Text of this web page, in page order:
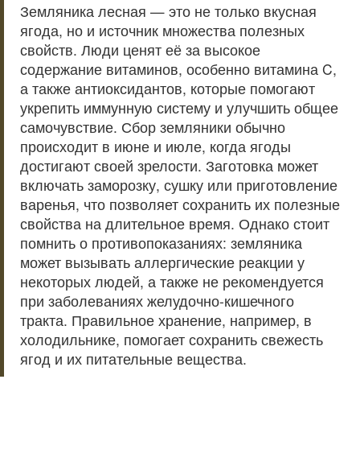
Земляника лесная — это не только вкусная
ягода, но и источник множества полезных
свойств. Люди ценят её за высокое
содержание витаминов, особенно витамина C,
а также антиоксидантов, которые помогают
укрепить иммунную систему и улучшить общее
самочувствие. Сбор земляники обычно
происходит в июне и июле, когда ягоды
достигают своей зрелости. Заготовка может
включать заморозку, сушку или приготовление
варенья, что позволяет сохранить их полезные
свойства на длительное время. Однако стоит
помнить о противопоказаниях: земляника
может вызывать аллергические реакции у
некоторых людей, а также не рекомендуется
при заболеваниях желудочно-кишечного
тракта. Правильное хранение, например, в
холодильнике, помогает сохранить свежесть
ягод и их питательные вещества.